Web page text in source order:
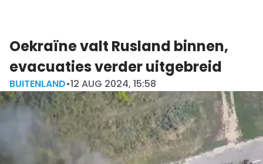
Oekraïne valt Rusland binnen,
evacuaties verder uitgebreid
BUITENLAND•12 AUG 2024, 15:58